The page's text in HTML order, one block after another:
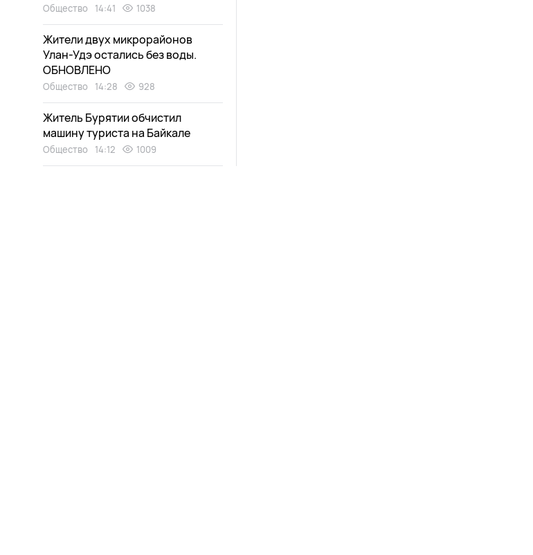
Общество 14:41 1038
Жители двух микрорайонов
Улан-Удэ остались без воды.
ОБНОВЛЕНО
Общество 14:28 928
Житель Бурятии обчистил
машину туриста на Байкале
Общество 14:12 1009